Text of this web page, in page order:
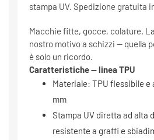
stampa UV. Spedizione gratuita
Macchie fitte, gocce, colature.
nostro motivo a schizzi — quella
è solo un ricordo.
Caratteristiche — linea TPU
Materiale: TPU flessibile e
mm
Stampa UV diretta ad alta
resistente a graffi e